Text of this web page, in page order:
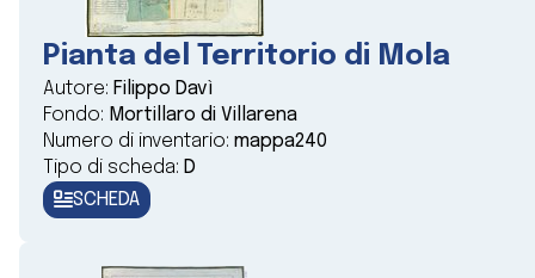
Pianta del Territorio di Mola
Autore: Filippo Davì
Fondo: Mortillaro di Villarena
Numero di inventario: mappa240
Tipo di scheda: D
SCHEDA